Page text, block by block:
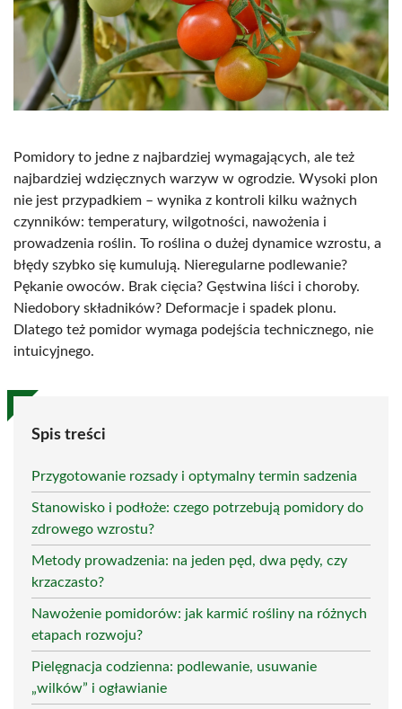
Pomidory to jedne z najbardziej wymagających, ale też
najbardziej wdzięcznych warzyw w ogrodzie. Wysoki plon
nie jest przypadkiem – wynika z kontroli kilku ważnych
czynników: temperatury, wilgotności, nawożenia i
prowadzenia roślin. To roślina o dużej dynamice wzrostu, a
błędy szybko się kumulują. Nieregularne podlewanie?
Pękanie owoców. Brak cięcia? Gęstwina liści i choroby.
Niedobory składników? Deformacje i spadek plonu.
Dlatego też pomidor wymaga podejścia technicznego, nie
intuicyjnego.
Spis treści
Przygotowanie rozsady i optymalny termin sadzenia
Stanowisko i podłoże: czego potrzebują pomidory do
zdrowego wzrostu?
Metody prowadzenia: na jeden pęd, dwa pędy, czy
krzaczasto?
Nawożenie pomidorów: jak karmić rośliny na różnych
etapach rozwoju?
Pielęgnacja codzienna: podlewanie, usuwanie
„wilków” i ogławianie